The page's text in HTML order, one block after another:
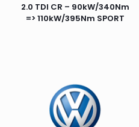
2.0 TDI CR – 90kW/340Nm
=> 110kW/395Nm SPORT